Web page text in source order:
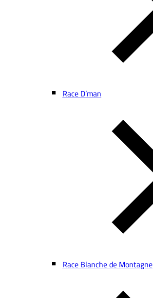
Race D’man
Race Blanche de Montagne